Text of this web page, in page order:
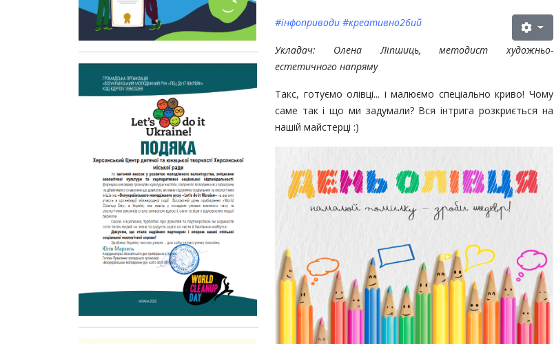
#інфоприводи #креативно26ий
Укладач: Олена Ліпшиць, методист художньо-
естетичного напряму
Такс, готуємо олівці... і малюємо спеціально криво! Чому
саме так і що ми задумали? Вся інтрига розкриється на
нашій майстерці :)